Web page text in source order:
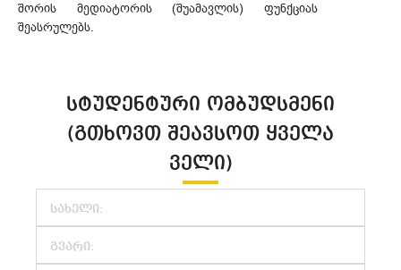
შორის მედიატორის (შუამავლის) ფუნქციას
შეასრულებს.
ᲡᲢᲣᲓᲔᲜᲢᲣᲠᲘ ᲝᲛᲑᲣᲓᲡᲛᲔᲜᲘ
(ᲒᲗᲮᲝᲕᲗ ᲨᲔᲐᲕᲡᲝᲗ ᲧᲕᲔᲚᲐ
ᲕᲔᲚᲘ)